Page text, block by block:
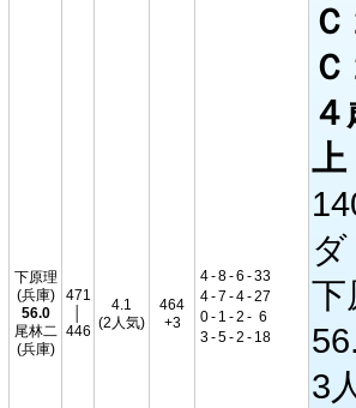
下原理
(兵庫)
56.0
尾林二
(兵庫)
471
446
4.1
(2人気)
464
+3
4-8-6 -33
4-7 -4-27
0- 1 -2 - 6
3-5-2 - 18
上
3